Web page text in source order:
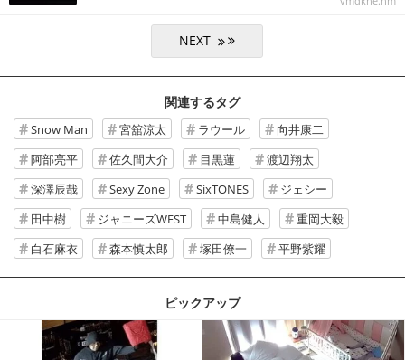
関連するタグ
Snow Man 宮舘涼太 ラウール
向井康二
阿部亮平
佐久間大介 目黒蓮
渡辺翔太
深澤辰哉
Sexy Zone SixTONES
ジェシー
田中樹
ジャニーズWEST 中島健人
重岡大毅
白石麻衣
森本慎太郎 塚田僚一 平野紫耀
ピックアップ
記事を読む